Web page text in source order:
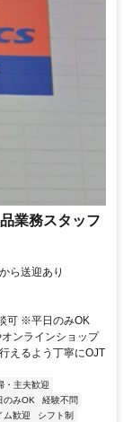
業務スタッフ
ら送迎あり
可 ※平日のみOK
ンラインショップ
えるよう丁寧にOJT
・主夫歓迎
のみOK
経験不問
ム歓迎
シフト制